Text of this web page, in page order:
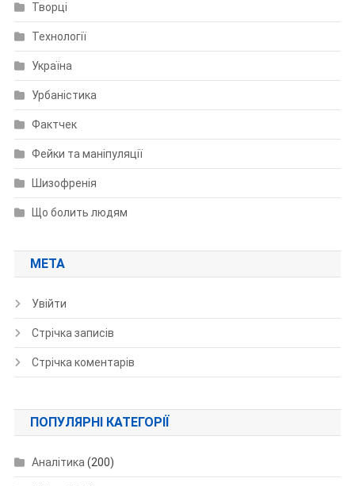
Творці
Технології
Україна
Урбаністика
Фактчек
Фейки та маніпуляції
Шизофренія
Що болить людям
МЕТА
Увійти
Стрічка записів
Стрічка коментарів
ПОПУЛЯРНІ КАТЕГОРІЇ
Аналітика (200)